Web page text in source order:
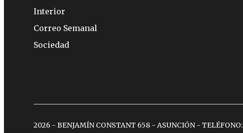
Interior
Correo Semanal
Sociedad
2026 - BENJAMÍN CONSTANT 658 - ASUNCIÓN - TELÉFONO: